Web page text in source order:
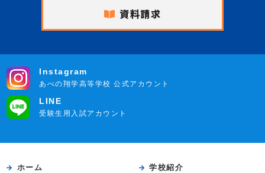
資料請求
Instagram
あべの翔学高等学校 公式アカウント
LINE
受験生用入試アカウント
ホーム 学校紹介